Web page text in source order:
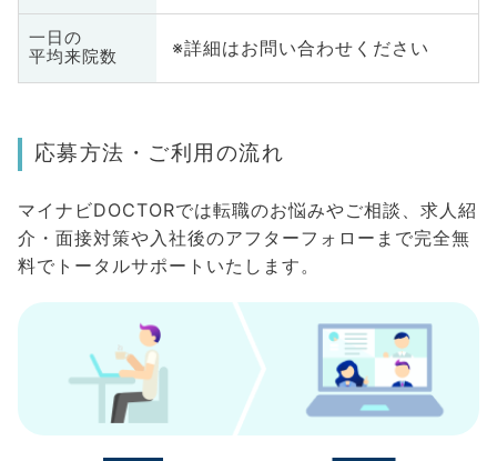
一日の
平均来院数
※詳細はお問い合わせください
応募方法・ご利用の流れ
マイナビDOCTORでは転職のお悩みやご相談、求人紹
介・面接対策や入社後のアフターフォローまで完全無
料でトータルサポートいたします。